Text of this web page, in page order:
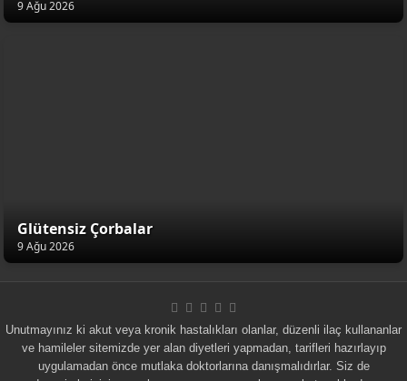
9 Ağu 2026
Glütensiz Çorbalar
9 Ağu 2026
Unutmayınız ki akut veya kronik hastalıkları olanlar, düzenli ilaç kullananlar
ve hamileler sitemizde yer alan diyetleri yapmadan, tarifleri hazırlayıp
uygulamadan önce mutlaka doktorlarına danışmalıdırlar. Siz de